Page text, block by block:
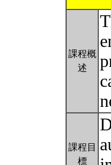
課程概
述
課程目
標